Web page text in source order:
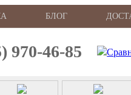
БЛОГ
970-46-85